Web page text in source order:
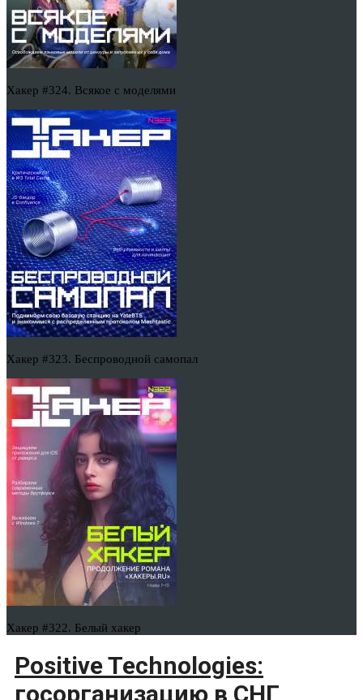
Хакер #324. Всякое с моделями
Хакер #323. Беспроводной самопал
Хакер #322. Белый хакер
Positive Technologies:
госорганизацию в СНГ